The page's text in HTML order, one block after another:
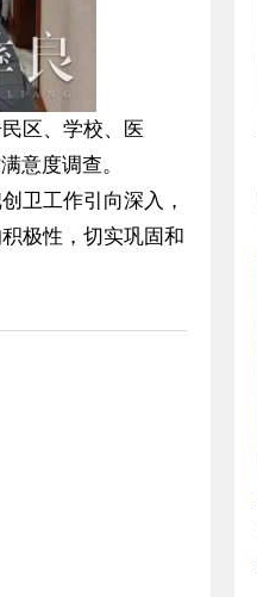
区、学校、医
意度调查。
卫工作引向深入，
极性，切实巩固和